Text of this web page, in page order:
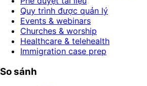
Quy trình được quản lý
Events & webinars
Churches & worship
Healthcare & telehealth
Immigration case prep
So sánh